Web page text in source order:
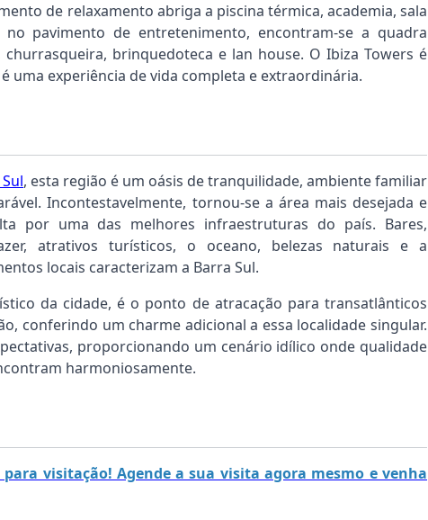
de relaxamento abriga a piscina térmica, academia, sala
no pavimento de entretenimento, encontram-se a quadra
brinquedoteca e lan house. O Ibiza Towers é
uma experiência de vida completa e extraordinária.
, esta região é um oásis de tranquilidade, ambiente familiar
Incontestavelmente, tornou-se a área mais desejada e
por uma das melhores infraestruturas do país. Bares,
atrativos turísticos, o oceano, belezas naturais e a
locais caracterizam a Barra Sul.
da cidade, é o ponto de atracação para transatlânticos
conferindo um charme adicional a essa localidade singular.
proporcionando um cenário idílico onde qualidade
harmoniosamente.
visitação! Agende a sua visita agora mesmo e venha